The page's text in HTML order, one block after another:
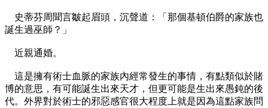
史蒂芬周聞言皺起眉頭，沉聲道：「那個基頓伯爵的家族也
誕生過巫師？」
近親通婚。
這是擁有術士血脈的家族內經常發生的事情，有點類似於賭
博的意思，有可能誕生出來天才，但更可能是生出來愚鈍的後
代。外界對於術士的邪惡感官很大程度上就是因為這點家族問